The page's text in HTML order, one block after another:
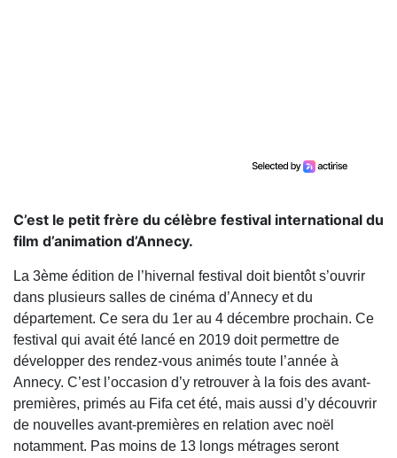
C’est le petit frère du célèbre festival international du
film d’animation d’Annecy.
La 3ème édition de l’hivernal festival doit bientôt s’ouvrir
dans plusieurs salles de cinéma d’Annecy et du
département. Ce sera du 1er au 4 décembre prochain. Ce
festival qui avait été lancé en 2019 doit permettre de
développer des rendez-vous animés toute l’année à
Annecy. C’est l’occasion d’y retrouver à la fois des avant-
premières, primés au Fifa cet été, mais aussi d’y découvrir
de nouvelles avant-premières en relation avec noël
notamment. Pas moins de 13 longs métrages seront